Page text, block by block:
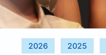
2026 2025